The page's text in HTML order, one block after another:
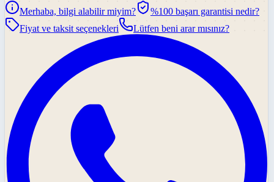
Merhaba, bilgi alabilir miyim?
%100 başarı garantisi nedir?
Fiyat ve taksit seçenekleri
Lütfen beni arar mısınız?